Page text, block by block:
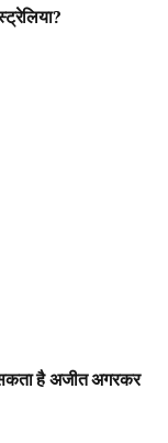
है अजीत अगरकर